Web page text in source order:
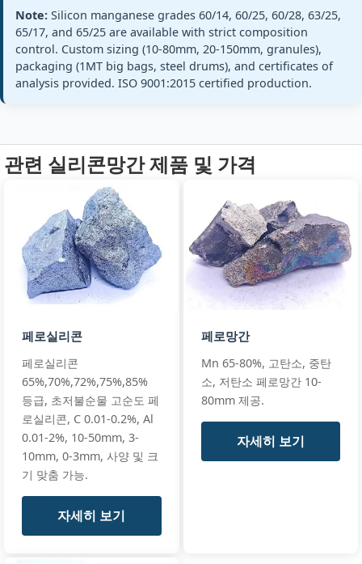
SiMn 63/25
Silicon
Manganese
63/25
Si 25% · Mn
63% min (63-67%)
Si:
25% min (25-28%)
C:
≤0.5%
P:
≤0.20%
GB/T 4008
SiMn63/25
ASTM A100
C
standards
Silicon
Manganese
65/17
Si 17% · Mn
65% · High Mn
Mn:
65% min (65-68%)
17% min (17-20%)
C:
≤1.8%
P:
≤0.22%
+ full
EN 42136
standards
SiMn 65/25
premium
Silicon
Manganese
65/25
Si 25% · Mn
65% ·
Premium
65% min (65-68%)
C:
≤0.5%
P:
≤0.15%
+ full
EN 42136
Note: Silicon manganese grades 60/14, 60/25, 60/28, 63/25,
65/17, and 65/25 are available with strict composition
control. Custom sizing (10-80mm, 20-150mm, granules),
packaging (1MT big bags, steel drums), and certificates of
analysis provided. ISO 9001:2015 certified production.
관련 실리콘망간 제품 및 가격
페로실리콘
페로실리콘
65%,70%,72%,75%,85%
등급, 초저불순물 고순도 페
로실리콘, C 0.01-0.2%, Al
0.01-2%, 10-50mm, 3-
10mm, 0-3mm, 사양 및 크
기 맞춤 가능.
자세히 보기
페로망간
Mn 65-80%, 고탄소, 중탄
소, 저탄소 페로망간 10-
80mm 제공.
자세히 보기